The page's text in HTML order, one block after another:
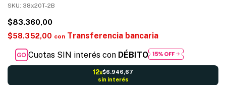
SKU: 38x20T-2B
$83.360,00
$58.352,00 con Transferencia bancaria
Cuotas SIN interés con DÉBITO
12x$6.946,67
sin interés